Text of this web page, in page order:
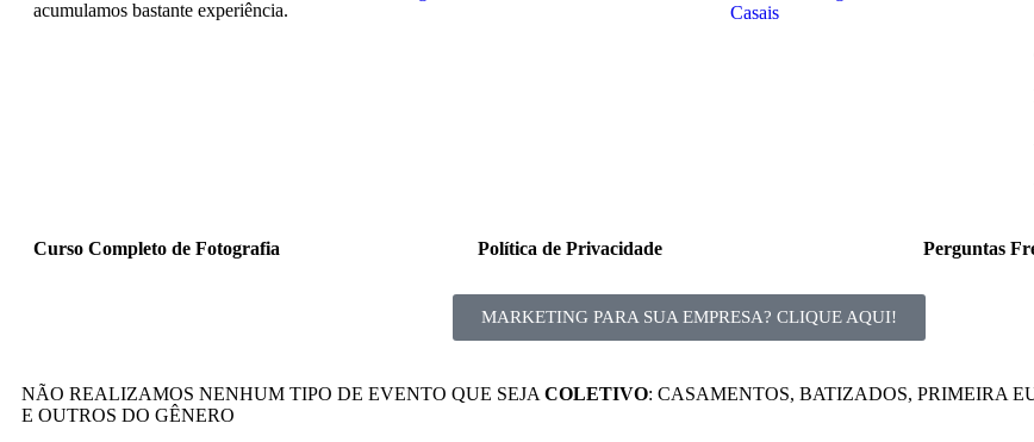
acumulamos bastante experiência.
Casais
Curso Completo de Fotografia Política de Privacidade Perguntas
MARKETING PARA SUA EMPRESA? CLIQUE AQUI!
NÃO REALIZAMOS NENHUM TIPO DE EVENTO QUE SEJA COLETIVO: CASAMENTOS, BATIZADOS, PRIMEIRA
E OUTROS DO GÊNERO